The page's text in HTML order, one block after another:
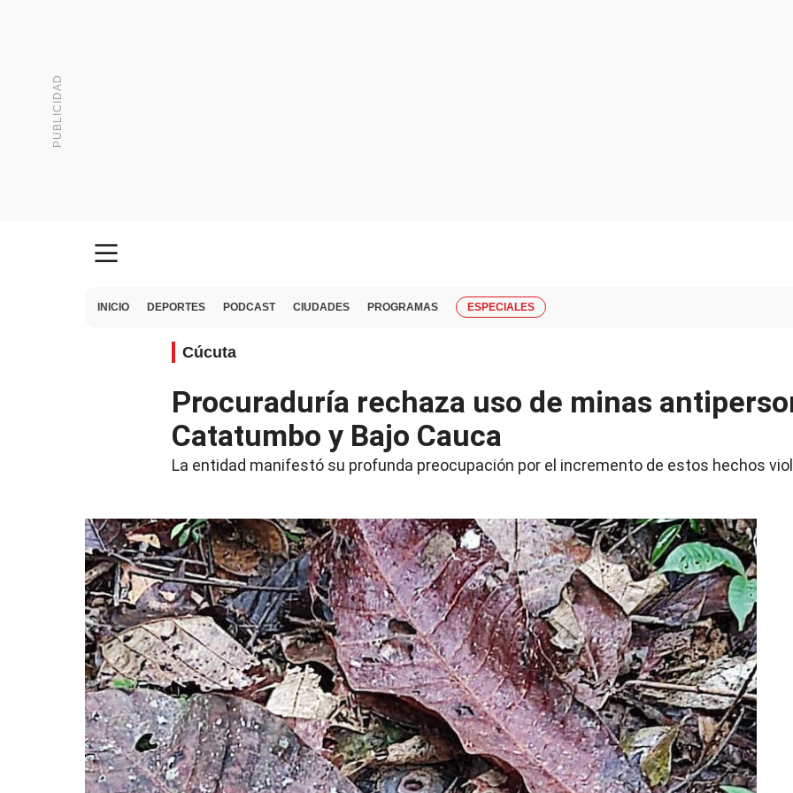
INICIO DEPORTES PODCAST CIUDADES PROGRAMAS ESPECIALES
Cúcuta
Procuraduría rechaza uso de minas
Catatumbo y Bajo Cauca
La entidad manifestó su profunda preocupación por el incremento de estos hechos